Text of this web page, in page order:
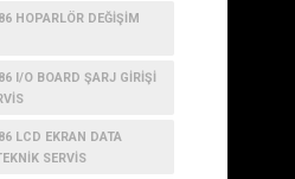
HOPARLÖR DEĞIŞIM
I/O BOARD ŞARJ GIRIŞI
LCD EKRAN DATA
SERVIS